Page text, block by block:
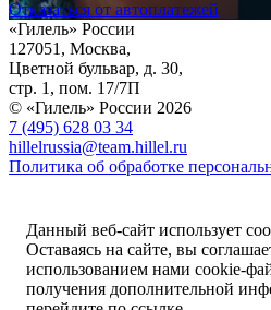
Отказаться от автоплатежей
«Гилель» России
127051, Москва,
Цветной бульвар, д. 30,
стр. 1, пом. 17/7П
© «Гилель» России 2026
7 (495) 628 03 34
hillelrussia@team.hillel.ru
Политика об обработке
Данный веб-сайт использует
Оставаясь на сайте, вы
использованием нами cookie-
получения дополнительной